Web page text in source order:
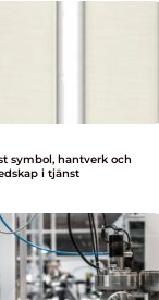
i tjänst